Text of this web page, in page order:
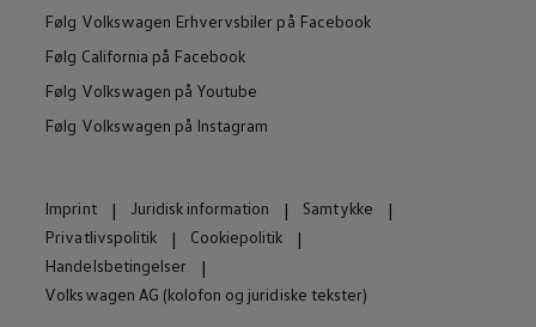
Følg Volkswagen Erhvervsbiler på Facebook
Følg California på Facebook
Følg Volkswagen på Youtube
Følg Volkswagen på Instagram
Imprint Juridisk information
Samtykke
Privatlivspolitik
Cookiepolitik
Handelsbetingelser
Volkswagen AG (kolofon og juridiske tekster)